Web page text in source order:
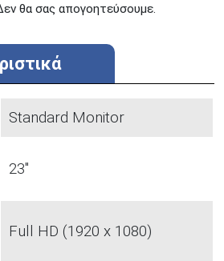
θα σας απογοητεύσουμε.
Standard Monitor
23"
Full HD (1920 x 1080)